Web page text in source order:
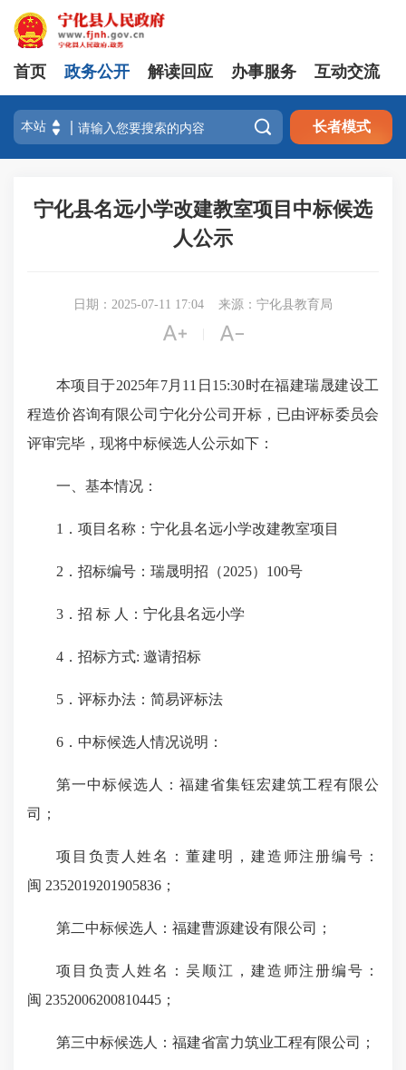
首页 政务公开 解读回应 办事服务 互动交流
 长者模式
宁化县名远小学改建教室项目中标候选
人公示
日期：2025-07-11 17:04 来源：宁化县教育局
 
本项目于2025年7月11日15:30时在福建瑞晟建设工
程造价咨询有限公司宁化分公司开标，已由评标委员会
评审完毕，现将中标候选人公示如下：
一、基本情况：
1．项目名称：宁化县名远小学改建教室项目
2．招标编号：瑞晟明招（2025）100号
3．招 标 人：宁化县名远小学
4．招标方式: 邀请招标
5．评标办法：简易评标法
6．中标候选人情况说明：
第一中标候选人：福建省集钰宏建筑工程有限公
司；
项目负责人姓名：董建明，建造师注册编号：
闽 2352019201905836；
第二中标候选人：福建曹源建设有限公司；
项目负责人姓名：吴顺江，建造师注册编号：
闽 2352006200810445；
第三中标候选人：福建省富力筑业工程有限公司；